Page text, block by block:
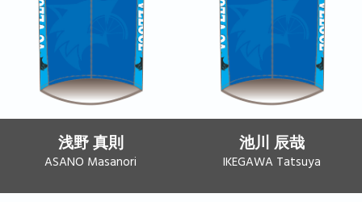
浅野 真則
ASANO Masanori
池川 辰哉
IKEGAWA Tatsuya